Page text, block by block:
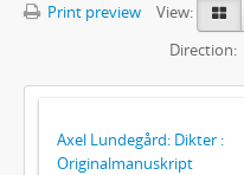
Print preview
View:
Direction:
Axel Lundegård: Dikter :
Originalmanuskript